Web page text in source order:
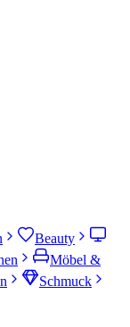
Beauty
Möbel &
Schmuck